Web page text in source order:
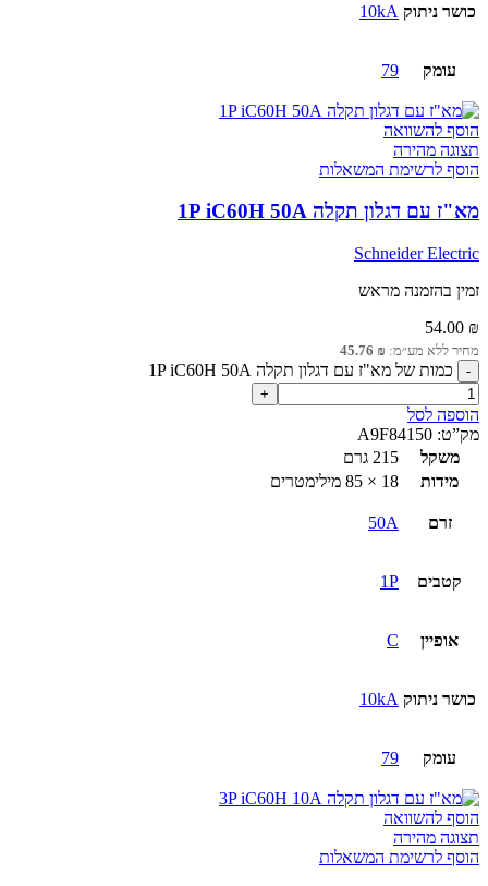
כושר ניתוק 10kA
עומק 79
הוסף להשוואה
תצוגה מהירה
הוסף לרשימת המשאלות
מא"ז עם דגלון תקלה 1P iC60H 50A
Schneider Electric
זמין בהזמנה מראש
54.00 ₪
מחיר ללא מע״מ: 45.76 ₪
כמות של מא"ז עם דגלון תקלה 1P iC60H 50A
הוספה לסל
מק”ט: A9F84150
משקל
215 גרם
מידות
18 × 85 מילימטרים
זרם 50A
קטבים 1P
אופיין C
כושר ניתוק 10kA
עומק 79
הוסף להשוואה
תצוגה מהירה
הוסף לרשימת המשאלות